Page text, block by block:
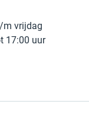
m vrijdag
17:00 uur